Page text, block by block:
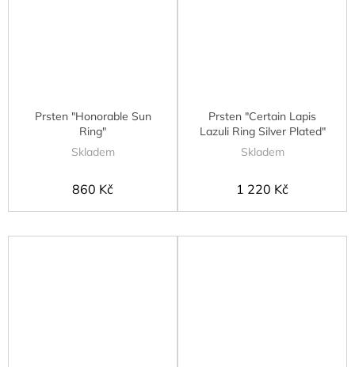
Prsten "Honorable Sun
Ring"
Skladem
860 Kč
Prsten "Certain Lapis
Lazuli Ring Silver Plated"
Skladem
1 220 Kč